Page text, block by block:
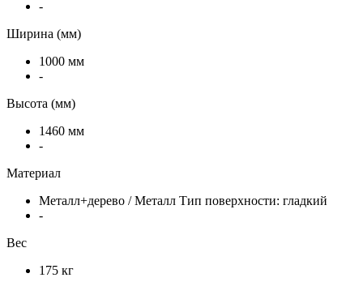
-
Ширина (мм)
1000 мм
-
Высота (мм)
1460 мм
-
Материал
Металл+дерево / Металл Тип поверхности: гладкий
-
Вес
175 кг